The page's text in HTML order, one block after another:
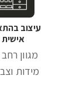
עיצוב
אישית
מגוון
מידות